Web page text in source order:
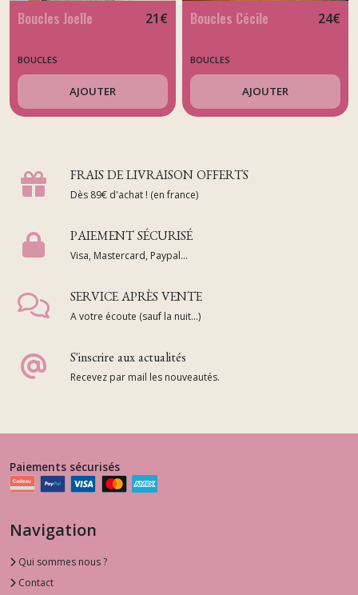
Boucles Joelle 21€
BOUCLES
AJOUTER
Boucles Cécile 24€
BOUCLES
AJOUTER
FRAIS DE LIVRAISON OFFERTS
Dès 89€ d'achat ! (en france)
PAIEMENT SÉCURISÉ
Visa, Mastercard, Paypal...
SERVICE APRÈS VENTE
A votre écoute (sauf la nuit...)
S'inscrire aux actualités
Recevez par mail les nouveautés.
Paiements sécurisés
Navigation
Qui sommes nous ?
Contact